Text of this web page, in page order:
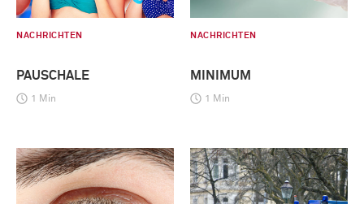
NACHRICHTEN
PAUSCHALE
1 Min
NACHRICHTEN
MINIMUM
1 Min